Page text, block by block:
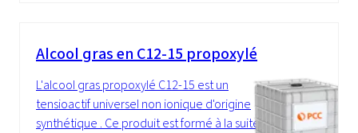
Alcool gras en C12-15 propoxylé
L'alcool gras propoxylé C12-15 est un
tensioactif universel non ionique d'origine
synthétique . Ce produit est formé à la suite